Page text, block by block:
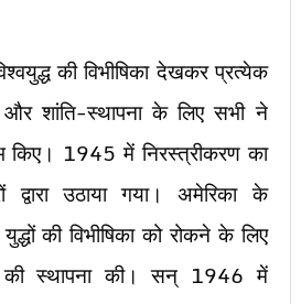
की विभीषिका देखकर प्रत्येक
और शांति-स्थापना के लिए सभी ने
किए। 1945 में निरस्त्रीकरण का
द्वारा उठाया गया। अमेरिका के
की विभीषिका को रोकने के लिए
की स्थापना की। सन् 1946 में